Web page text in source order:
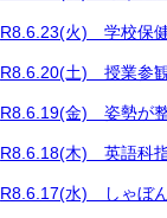
R8.6.23(火) 学校保
R8.6.20(土) 授業参観
R8.6.19(金) 姿勢が
R8.6.18(木) 英語科
R8.6.17(水) しゃぼ